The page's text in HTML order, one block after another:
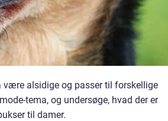
være alsidige og passer til forskellige
tema, og undersøge, hvad der er
til damer.